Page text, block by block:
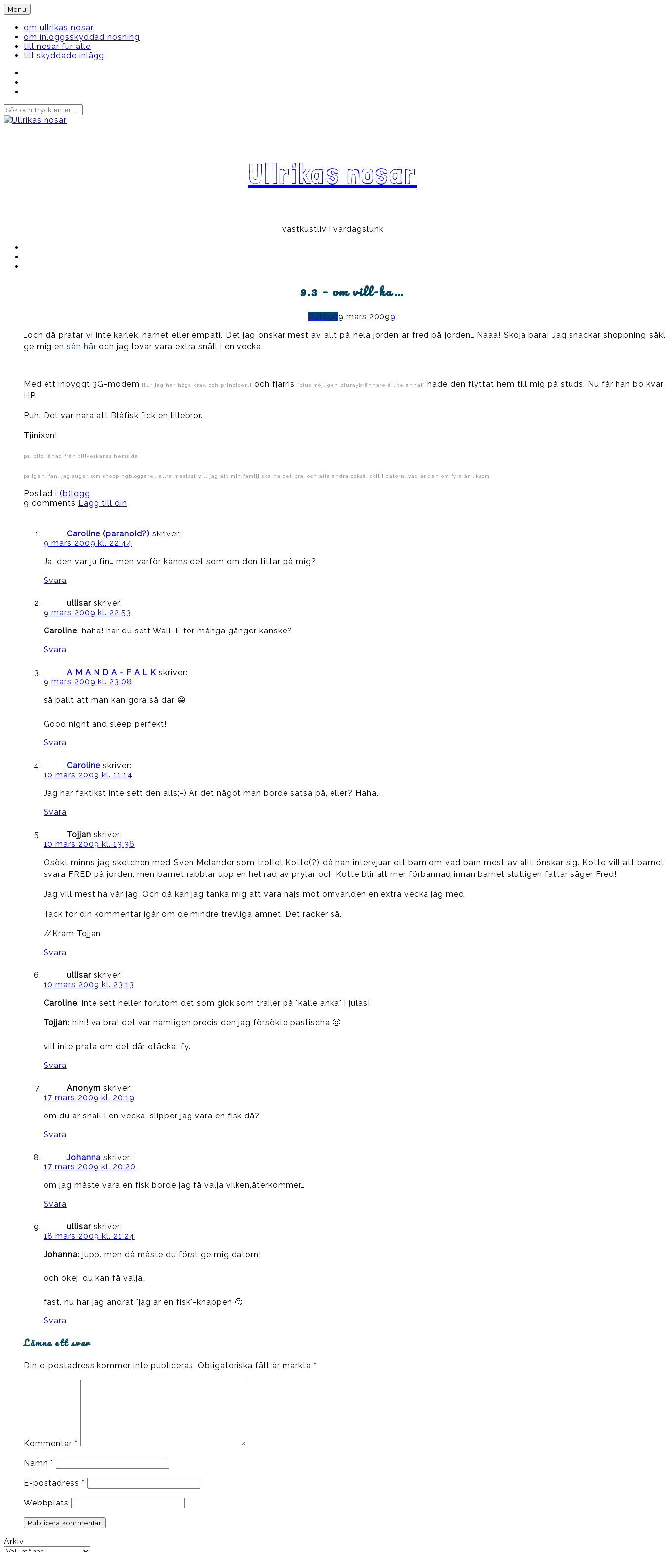
Skip
to
content
Menu
om ullrikas nosar
om inloggsskyddad nosning
till nosar für alle
till skyddade inlägg
Ullrikas nosar
västkustliv i vardagslunk
9.3 – om vill-ha…
(b)logg9 mars 20099
…och då pratar vi inte kärlek, närhet eller empati. Det jag önskar mest av allt på hela jorden är fred på jorden… Näää! Skoja bara! Jag snackar shoppning
ge mig en sån här och jag lovar vara extra snäll i en vecka.
Med ett inbyggt 3G-modem [tur jag har höga krav, och principer…] och fjärris [plus möjligen bluraybrännare å lite annat]
hade den flyttat hem till mig på studs. Nu får han bo kvar
HP.
Puh. Det var nära att Blåfisk fick en lillebror.
Tjinixen!
ps. bild lånad från tillverkares hemsida
ps igen. fan. jag suger som shoppingbloggare… allra mestast vill jag att min familj ska ha det bra. och alla andra också. skit i datorn. vad är den om fyra år liksom
Postad i (b)logg
9 comments Lägg till din
Caroline (paranoid?) skriver:
9 mars 2009 kl. 22:44
Ja, den var ju fin… men varför känns det som om den tittar på mig?
Svara
ullisar skriver:
9 mars 2009 kl. 22:53
Caroline: haha! har du sett Wall-E för många gånger kanske?
Svara
A M A N D A - F A L K skriver:
9 mars 2009 kl. 23:08
så ballt att man kan göra så där 😀
Good night and sleep perfekt!
Svara
Caroline skriver:
10 mars 2009 kl. 11:14
Jag har faktikst inte sett den alls;-) Är det något man borde satsa på, eller? Haha.
Svara
Tojjan skriver:
10 mars 2009 kl. 13:36
Osökt minns jag sketchen med Sven Melander som trollet Kotte(?) då han intervjuar ett barn om vad barn mest av allt önskar sig. Kotte vill att
svara FRED på jorden, men barnet rabblar upp en hel rad av prylar och Kotte blir alt mer förbannad innan barnet slutligen fattar säger Fred!
Jag vill mest ha vår jag. Och då kan jag tänka mig att vara najs mot omvärlden en extra vecka jag med.
Tack för din kommentar igår om de mindre trevliga ämnet. Det räcker så.
//Kram Tojjan
Svara
ullisar skriver:
10 mars 2009 kl. 23:13
Caroline: inte sett heller. förutom det som gick som trailer på "kalle anka" i julas!
Tojjan: hihi! va bra! det var nämligen precis den jag försökte pastischa 🙂
vill inte prata om det där otäcka. fy.
Svara
Anonym skriver:
17 mars 2009 kl. 20:19
om du är snäll i en vecka, slipper jag vara en fisk då?
Svara
Johanna skriver:
17 mars 2009 kl. 20:20
om jag måste vara en fisk borde jag få välja vilken,återkommer…
Svara
ullisar skriver:
18 mars 2009 kl. 21:24
Johanna: jupp. men då måste du först ge mig datorn!
och okej. du kan få välja…
fast. nu har jag ändrat "jag är en fisk"-knappen 🙂
Svara
Lämna ett svar
Din e-postadress kommer inte publiceras. Obligatoriska fält är märkta *
Kommentar *
Namn *
E-postadress *
Webbplats
Arkiv